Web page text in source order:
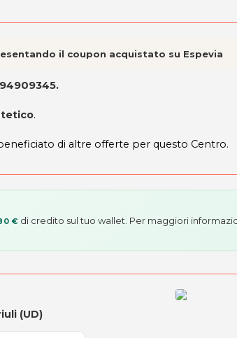
il coupon acquistato su Espevia
.
.
di altre offerte per questo Centro.
€ di credito sul tuo wallet. Per maggiori
(UD)